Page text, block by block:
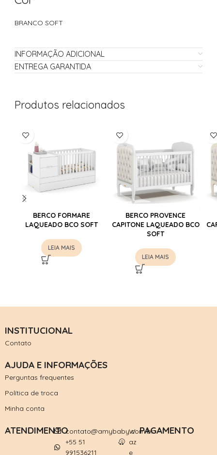
BRANCO SOFT
INFORMAÇÃO ADICIONAL
ENTREGA GARANTIDA
Produtos relacionados
BERCO FORMARE
LAQUEADO BCO SOFT
LEIA MAIS
BERCO PROVENCE
CAPITONE LAQUEADO BCO
SOFT
LEIA MAIS
INSTITUCIONAL
Contato
AJUDA E INFORMAÇÕES
Perguntas frequentes
Política de troca
Minha conta
ATENDIMENTOcontato@amybaby.com.br
+55 51
991536211
W
az
e
PAGAMENTO